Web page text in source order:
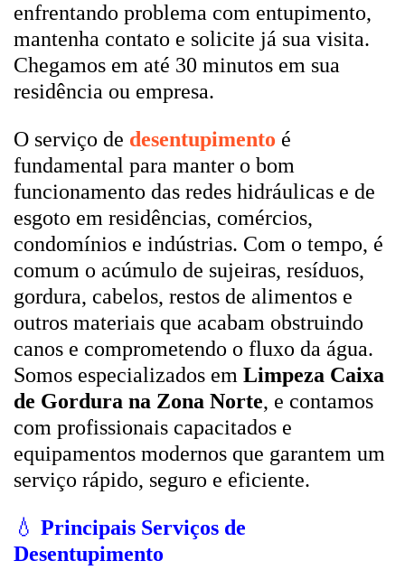
enfrentando problema com entupimento,
mantenha contato e solicite já sua visita.
Chegamos em até 30 minutos em sua
residência ou empresa.
O serviço de desentupimento é
fundamental para manter o bom
funcionamento das redes hidráulicas e de
esgoto em residências, comércios,
condomínios e indústrias. Com o tempo, é
comum o acúmulo de sujeiras, resíduos,
gordura, cabelos, restos de alimentos e
outros materiais que acabam obstruindo
canos e comprometendo o fluxo da água.
Somos especializados em Limpeza Caixa
de Gordura na Zona Norte, e contamos
com profissionais capacitados e
equipamentos modernos que garantem um
serviço rápido, seguro e eficiente.
💧 Principais Serviços de
Desentupimento